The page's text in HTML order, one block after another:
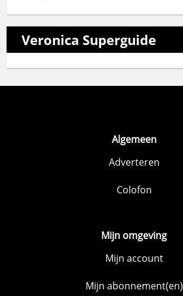
Veronica Superguide
Algemeen
Adverteren
Colofon
Mijn omgeving
Mijn account
Mijn abonnement(en)